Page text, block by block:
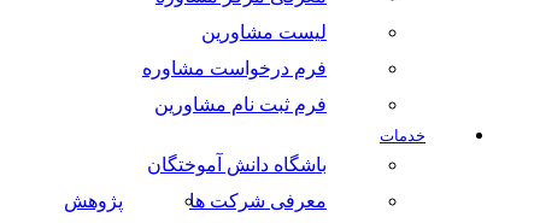
لیست مشاورین
فرم درخواست مشاوره
فرم ثبت نام مشاورین
خدمات
باشگاه دانش آموختگان
معرفی شرکت ها
پژوهش